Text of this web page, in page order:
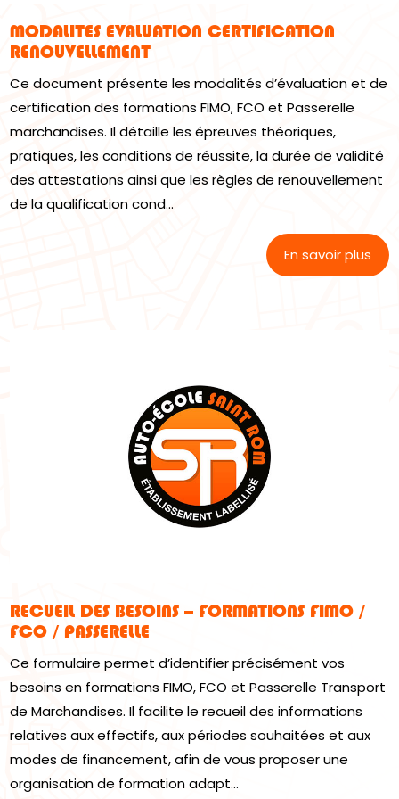
MODALITES EVALUATION CERTIFICATION
RENOUVELLEMENT
Ce document présente les modalités d’évaluation et de
certification des formations FIMO, FCO et Passerelle
marchandises. Il détaille les épreuves théoriques,
pratiques, les conditions de réussite, la durée de validité
des attestations ainsi que les règles de renouvellement
de la qualification cond...
En savoir plus
RECUEIL DES BESOINS – FORMATIONS FIMO /
FCO / PASSERELLE
Ce formulaire permet d’identifier précisément vos
besoins en formations FIMO, FCO et Passerelle Transport
de Marchandises. Il facilite le recueil des informations
relatives aux effectifs, aux périodes souhaitées et aux
modes de financement, afin de vous proposer une
organisation de formation adapt...